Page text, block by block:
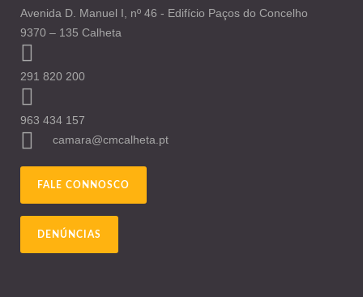
Avenida D. Manuel I, nº 46 - Edifício Paços do Concelho
9370 – 135 Calheta
291 820 200
963 434 157
camara@cmcalheta.pt
FALE CONNOSCO
DENÚNCIAS